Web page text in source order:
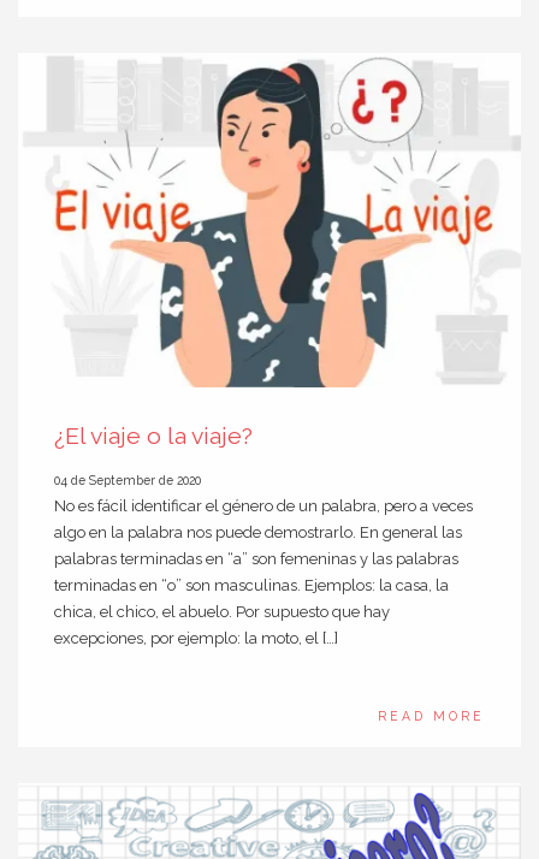
¿El viaje o la viaje?
04 de September de 2020
No es fácil identificar el género de un palabra, pero a veces
algo en la palabra nos puede demostrarlo. En general las
palabras terminadas en “a” son femeninas y las palabras
terminadas en “o” son masculinas. Ejemplos: la casa, la
chica, el chico, el abuelo. Por supuesto que hay
excepciones, por ejemplo: la moto, el […]
READ MORE